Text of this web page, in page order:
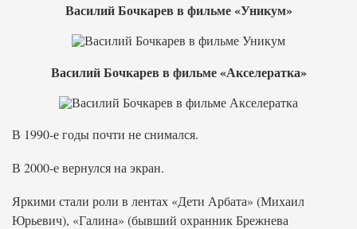
Василий Бочкарев в фильме «Уникум»
Василий Бочкарев в фильме «Акселератка»
В 1990-е годы почти не снимался.
В 2000-е вернулся на экран.
Яркими стали роли в лентах «Дети Арбата» (Михаил
Юрьевич), «Галина» (бывший охранник Брежнева